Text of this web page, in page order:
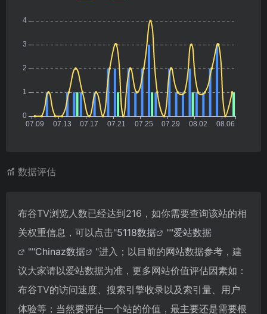
数据评估
布谷TV浏览人数已经达到216，如你需要查询该站的相
关权重信息，可以点击"5118数据 ""爱站数据
""Chinaz数据
"进入；以目前的网站数据参考，建
议大家请以爱站数据为准，更多网站价值评估因素如：
布谷TV的访问速度、搜索引擎收录以及索引量、用户
体验等；当然要评估一个站的价值，最主要还是需要根